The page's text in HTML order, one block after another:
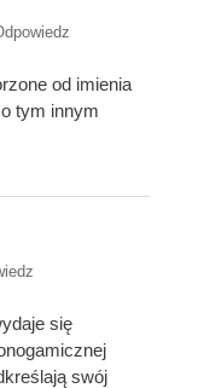
od imienia
tym innym
się
swój